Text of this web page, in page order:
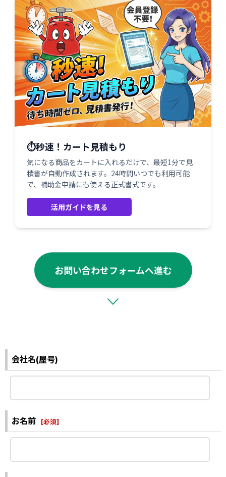
⏱️秒速！カート見積もり
気になる商品をカートに入れるだけで、最短1分で見
積書が自動作成されます。24時間いつでも利用可能
で、補助金申請にも使える正式書式です。
活用ガイドを見る
お問い合わせフォームへ進む
会社名(屋号)
お名前 [必須]